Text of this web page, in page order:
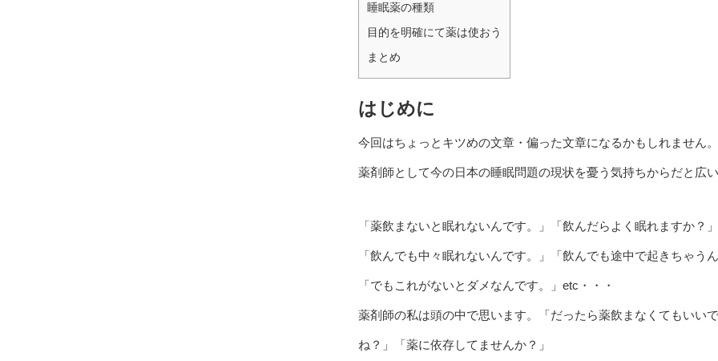
睡眠薬の種類
目的を明確にて薬は使おう
まとめ
はじめに
今回はちょっとキツめの文章・偏った文章になるかもしれません。
薬剤師として今の日本の睡眠問題の現状を憂う気持ちからだと広
「薬飲まないと眠れないんです。」「飲んだらよく眠れますか？」
「飲んでも中々眠れないんです。」「飲んでも途中で起きちゃ
「でもこれがないとダメなんです。」etc・・・
薬剤師の私は頭の中で思います。「だったら薬飲まなくてもいい
ね？」「薬に依存してませんか？」